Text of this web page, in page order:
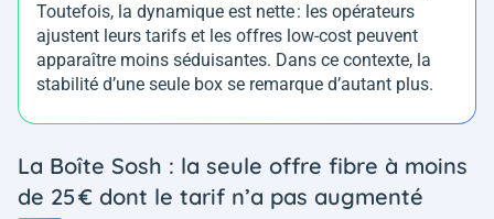
Toutefois, la dynamique est nette : les opérateurs
ajustent leurs tarifs et les offres low-cost peuvent
apparaître moins séduisantes. Dans ce contexte, la
stabilité d’une seule box se remarque d’autant plus.
La Boîte Sosh : la seule offre fibre à moins
de 25 € dont le tarif n’a pas augmenté